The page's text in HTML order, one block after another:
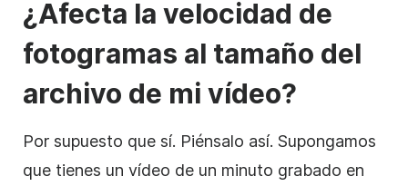
¿Afecta la velocidad de
fotogramas al tamaño del
archivo de mi vídeo?
Por supuesto que sí. Piénsalo así. Supongamos
que tienes un vídeo de un minuto grabado en